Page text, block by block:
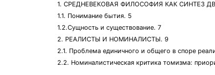
1. СРЕДНЕВЕКОВАЯ ФИЛОСОФИЯ КАК СИНТЕЗ
1.1. Понимание бытия. 5
1.2.Сущность и существование. 7
2. РЕАЛИСТЫ И НОМИНАЛИСТЫ. 9
2.1. Проблема единичного и общего в споре
2.2. Номиналистическая критика томизма: